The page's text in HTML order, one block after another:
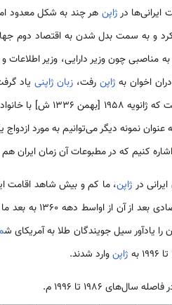
ایرانی‌ها درژاپن هر چند به شکل معدود
و به سمت بدل شدن به اقتصاد دوم
چون وزیر دارایی، وزیر اطلاعات
اخوان به ژاپن رفت، زبان ژاپنی یاد
ش] با خانواده‌اش به
عنوان نمونه دیگر می‌توانیم به مورد ازدواج
اشاره کنیم که در مطبوعات آن زمان ایران هم
ژاپن، ما کم و بیش شاهد اقامت
اواسط دهه 1360 به بعد ما شاهد حضور کارگران ایرانی در
یادآور سیل جویندگان طلا به آمریکای ش
ژاپنوارد شدند.
فاصله سال‌های 1986 تا 1996 م.